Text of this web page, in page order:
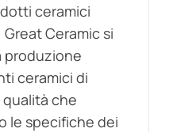
ceramici
Ceramic si
produzione
ceramici di
che
le specifiche dei